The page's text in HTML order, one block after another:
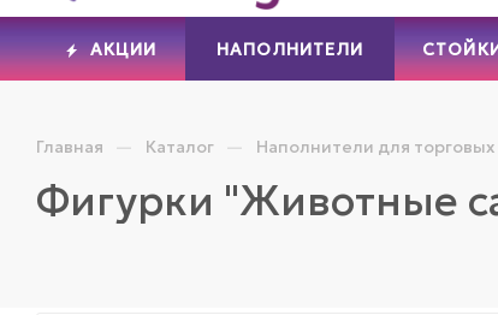
АКЦИИ НАПОЛНИТЕЛИ
Главная — Каталог — Наполнители для торговых
Фигурки "Животные